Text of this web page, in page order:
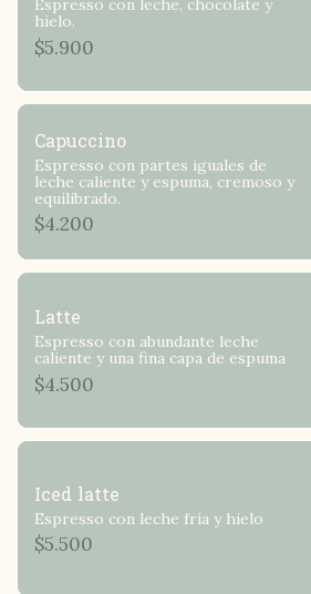
Espresso con leche, chocolate y
hielo.
$5.900
Capuccino
Espresso con partes iguales de
leche caliente y espuma, cremoso y
equilibrado.
$4.200
Latte
Espresso con abundante leche
caliente y una fina capa de espuma
$4.500
Iced latte
Espresso con leche fría y hielo
$5.500